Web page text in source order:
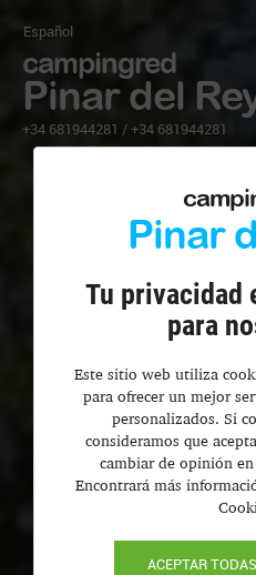
Español
campingred
Pinar del
+34 681944281 /+34 681944281
Pinar
Tu privacidad
para
Este sitio web utiliza
para ofrecer un mejor
personalizados. Si
consideramos que
cambiar de opinión
Encontrará más
ACEPTAR